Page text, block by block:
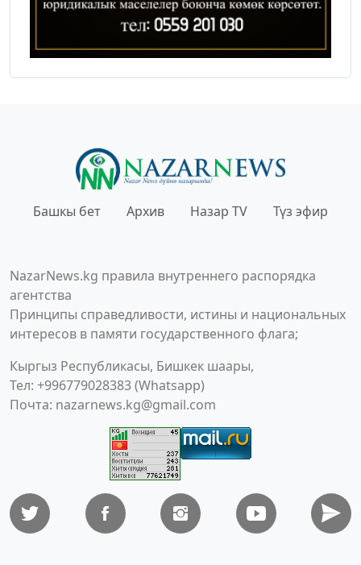
Башкы бет Архив Назар TV Түз эфир
NazarNews.kg правила внутреннего распорядка
агентства
Принципы справедливости, истины и национальных
интересов в памяти государственного флага;
Кыргыз Республикасы, Бишкек шаары,
Тел: +996779028383 (Whatsapp)
Почта: nazarnews.kg@gmail.com